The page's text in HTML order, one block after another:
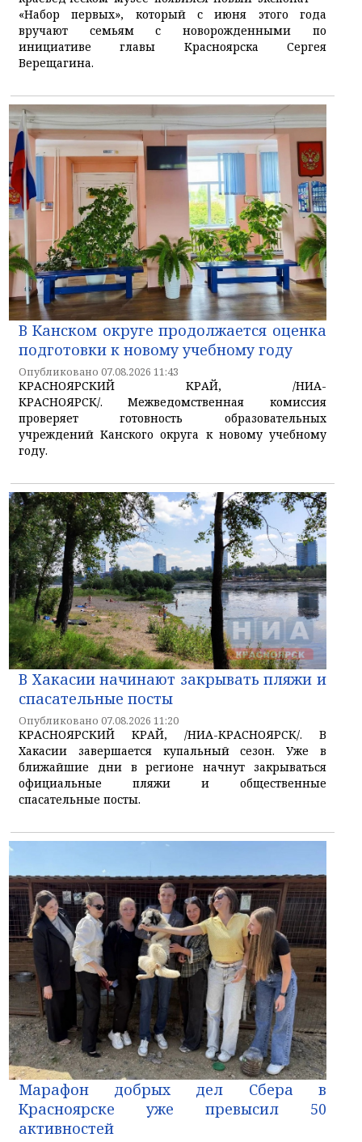
«Набор первых», который с июня этого года
вручают семьям с новорожденными по
инициативе главы Красноярска Сергея
Верещагина.
В Канском округе продолжается оценка
подготовки к новому учебному году
Опубликовано 07.08.2026 11:43
КРАСНОЯРСКИЙ КРАЙ, /НИА-
КРАСНОЯРСК/. Межведомственная комиссия
проверяет готовность образовательных
учреждений Канского округа к новому учебному
году.
В Хакасии начинают закрывать пляжи и
спасательные посты
Опубликовано 07.08.2026 11:20
КРАСНОЯРСКИЙ КРАЙ, /НИА-КРАСНОЯРСК/. В
Хакасии завершается купальный сезон. Уже в
ближайшие дни в регионе начнут закрываться
официальные пляжи и общественные
спасательные посты.
Марафон добрых дел Сбера в
Красноярске уже превысил 50
активностей